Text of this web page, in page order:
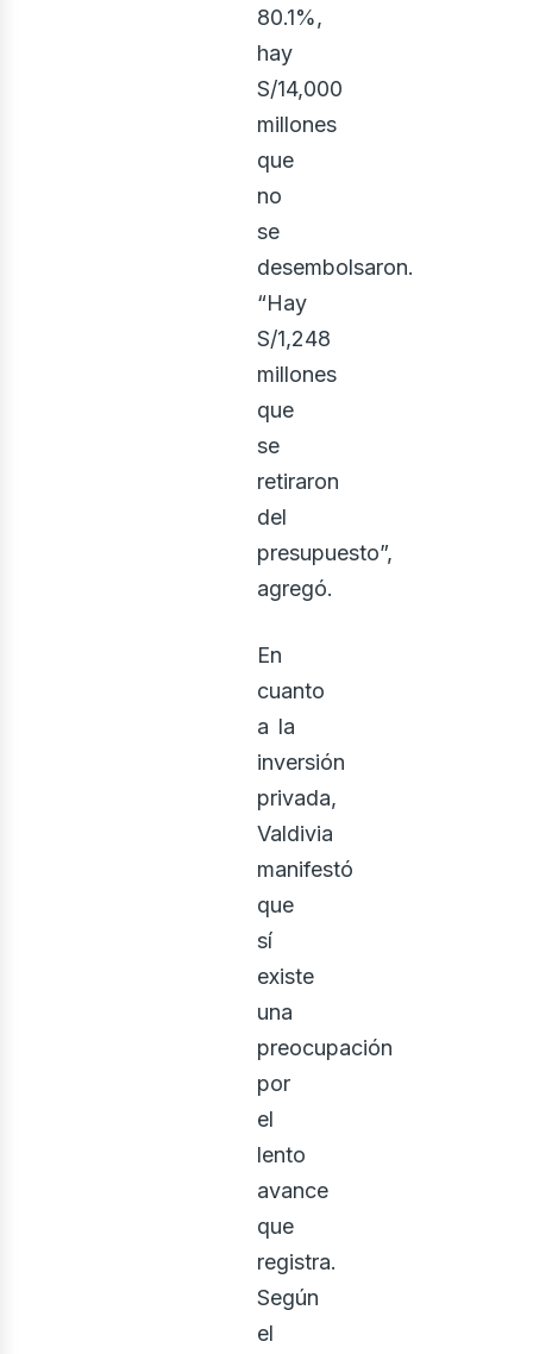
80.1%,
hay
S/14,000
millones
que
no
se
desembolsaron.
“Hay
S/1,248
millones
que
se
retiraron
del
presupuesto”,
agregó.
En
cuanto
a la
inversión
privada,
Valdivia
manifestó
que
sí
existe
una
preocupación
por
el
lento
avance
que
registra.
Según
el